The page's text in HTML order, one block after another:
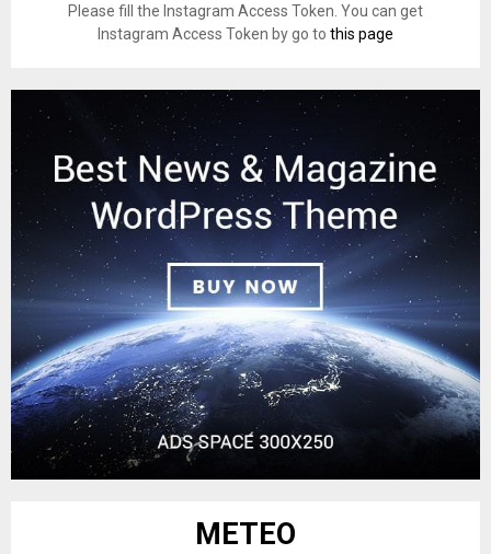
Please fill the Instagram Access Token. You can get
Instagram Access Token by go to this page
METEO